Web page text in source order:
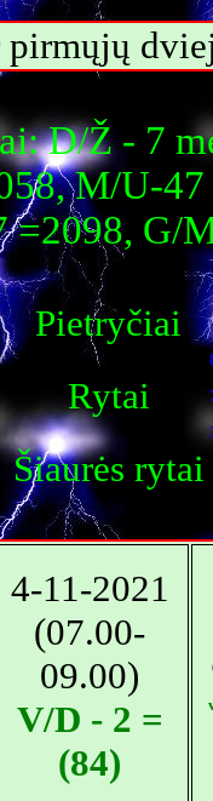
pirmųjų
D/Ž - 7
M/U-
=2098, G/
Pietryčiai
Rytai
Šiaurės rytai
4-11-2021
(07.00-
09.00)
V/D - 2 =
(84)